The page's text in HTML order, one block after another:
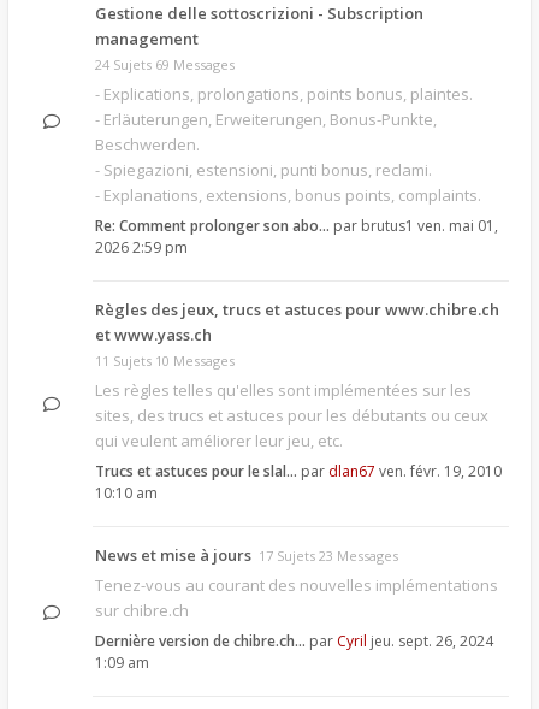
Gestione delle sottoscrizioni - Subscription
management
24 Sujets 69 Messages
- Explications, prolongations, points bonus, plaintes.
- Erläuterungen, Erweiterungen, Bonus-Punkte,
Beschwerden.
- Spiegazioni, estensioni, punti bonus, reclami.
- Explanations, extensions, bonus points, complaints.
Re: Comment prolonger son abo… par brutus1 ven. mai 01,
2026 2:59 pm
Règles des jeux, trucs et astuces pour www.chibre.ch
et www.yass.ch
11 Sujets 10 Messages
Les règles telles qu'elles sont implémentées sur les
sites, des trucs et astuces pour les débutants ou ceux
qui veulent améliorer leur jeu, etc.
Trucs et astuces pour le slal… par dlan67 ven. févr. 19, 2010
10:10 am
News et mise à jours 17 Sujets 23 Messages
Tenez-vous au courant des nouvelles implémentations
sur chibre.ch
Dernière version de chibre.ch… par Cyril jeu. sept. 26, 2024
1:09 am